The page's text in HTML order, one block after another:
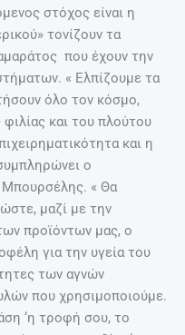
στόχος είναι η
τονίζουν τα
που έχουν την
« Ελπίζουμε τα
όλο τον κόσμο,
και του πλούτου
και η
ο
« Θα
μαζί με την
προϊόντων μας, ο
για την υγεία του
των αγνών
που χρησιμοποιούμε.
‘η τροφή σου, το